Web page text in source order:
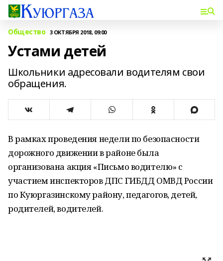
Общество 3 ОКТЯБРЯ 2018, 09:00
Устами детей
Школьники адресовали водителям свои
обращения.
В рамках проведения недели по безопасности
дорожного движении в районе была
организована акция «Письмо водителю» с
участием инспекторов ДПС ГИБДД ОМВД России
по Куюргазинскому району, педагогов, детей,
родителей, водителей.